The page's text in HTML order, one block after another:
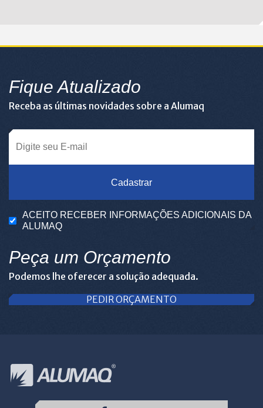
Fique Atualizado
Receba as últimas novidades sobre a Alumaq
Cadastrar
ACEITO RECEBER INFORMAÇÕES ADICIONAIS DA
ALUMAQ
Peça um Orçamento
Podemos lhe oferecer a solução adequada.
PEDIR ORÇAMENTO